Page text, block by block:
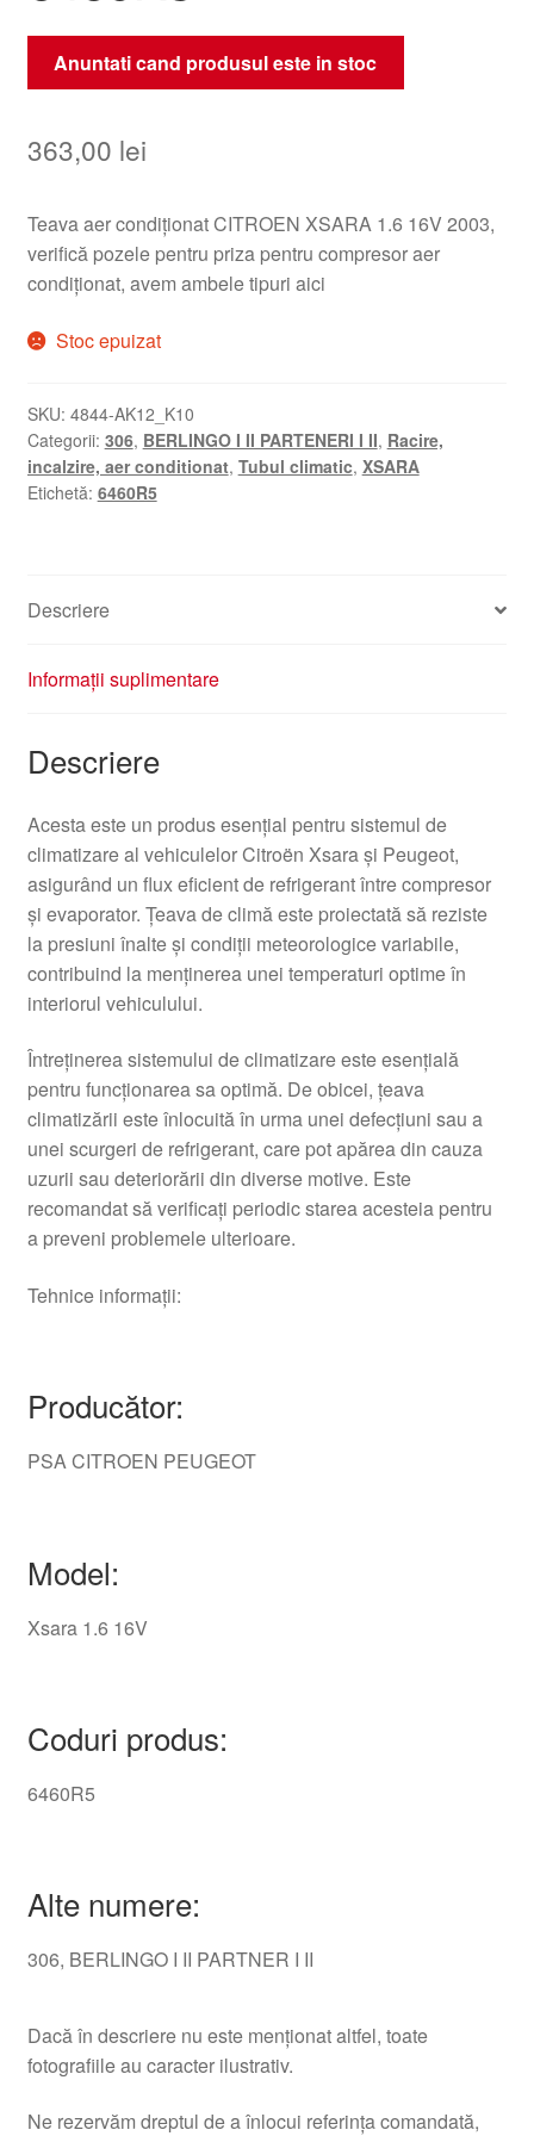
Anuntati cand produsul este in stoc
363,00 lei
Teava aer condiționat CITROEN XSARA 1.6 16V 2003,
verifică pozele pentru priza pentru compresor aer
condiționat, avem ambele tipuri aici
Stoc epuizat
SKU: 4844-AK12_K10
Categorii: 306, BERLINGO I II PARTENERI I II, Racire,
incalzire, aer conditionat, Tubul climatic, XSARA
Etichetă: 6460R5
Descriere
Informații suplimentare
Descriere
Acesta este un produs esențial pentru sistemul de
climatizare al vehiculelor Citroën Xsara și Peugeot,
asigurând un flux eficient de refrigerant între compresor
și evaporator. Țeava de climă este proiectată să reziste
la presiuni înalte și condiții meteorologice variabile,
contribuind la menținerea unei temperaturi optime în
interiorul vehiculului.
Întreținerea sistemului de climatizare este esențială
pentru funcționarea sa optimă. De obicei, țeava
climatizării este înlocuită în urma unei defecțiuni sau a
unei scurgeri de refrigerant, care pot apărea din cauza
uzurii sau deteriorării din diverse motive. Este
recomandat să verificați periodic starea acesteia pentru
a preveni problemele ulterioare.
Tehnice informații:
Producător:
PSA CITROEN PEUGEOT
Model:
Xsara 1.6 16V
Coduri produs:
6460R5
Alte numere:
306, BERLINGO I II PARTNER I II
Dacă în descriere nu este menționat altfel, toate
fotografiile au caracter ilustrativ.
Ne rezervăm dreptul de a înlocui referința comandată,